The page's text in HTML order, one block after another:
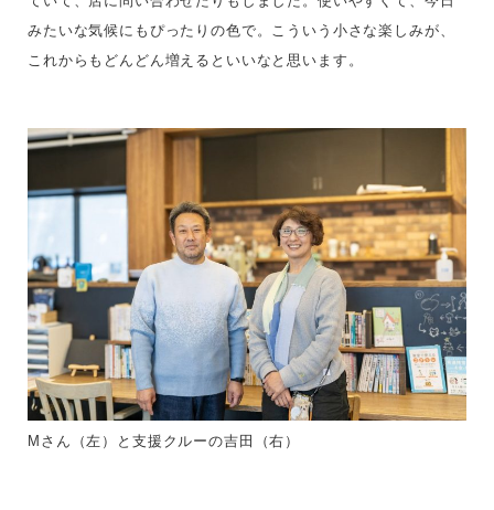
みたいな気候にもぴったりの色で。こういう小さな楽しみが、
これからもどんどん増えるといいなと思います。
Mさん（左）と支援クルーの吉田（右）